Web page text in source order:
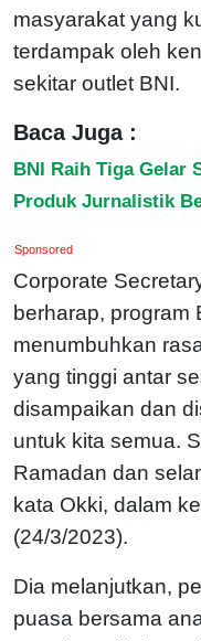
masyarakat yang
terdampak oleh
sekitar outlet BNI.
Baca Juga :
BNI Raih Tiga Gelar
Produk Jurnalistik
Sponsored
Corporate
berharap, program
menumbuhkan
yang tinggi antar
disampaikan dan
untuk kita semua.
Ramadan dan
kata Okki, dalam
(24/3/2023).
Dia melanjutkan,
puasa bersama